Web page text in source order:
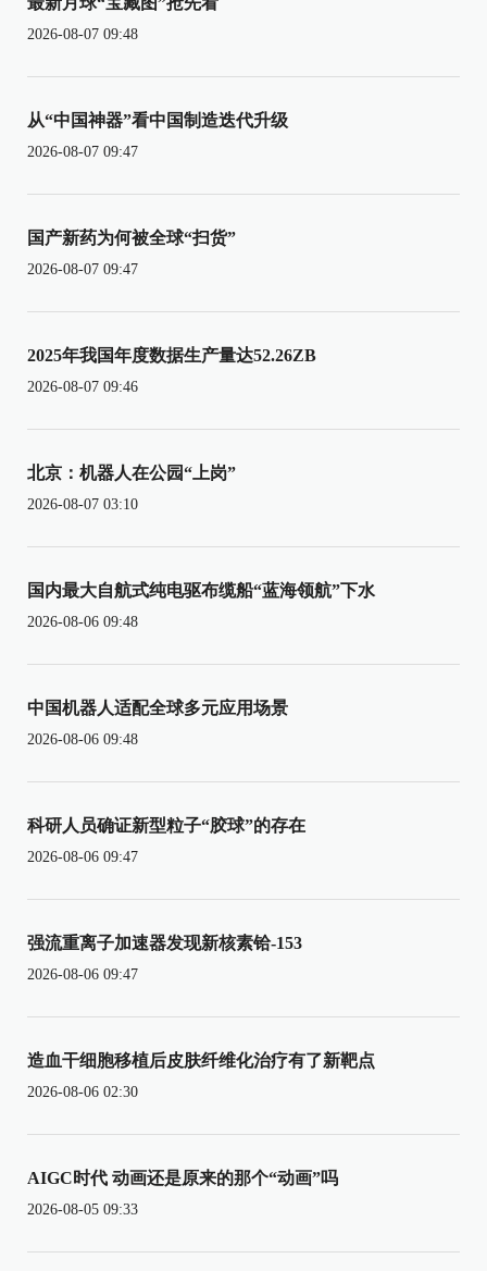
2026-08-07 09:48
从“中国神器”看中国制造迭代升级
2026-08-07 09:47
国产新药为何被全球“扫货”
2026-08-07 09:47
2025年我国年度数据生产量达52.26ZB
2026-08-07 09:46
北京：机器人在公园“上岗”
2026-08-07 03:10
国内最大自航式纯电驱布缆船“蓝海领航”下水
2026-08-06 09:48
中国机器人适配全球多元应用场景
2026-08-06 09:48
科研人员确证新型粒子“胶球”的存在
2026-08-06 09:47
强流重离子加速器发现新核素铪-153
2026-08-06 09:47
造血干细胞移植后皮肤纤维化治疗有了新靶点
2026-08-06 02:30
AIGC时代 动画还是原来的那个“动画”吗
2026-08-05 09:33